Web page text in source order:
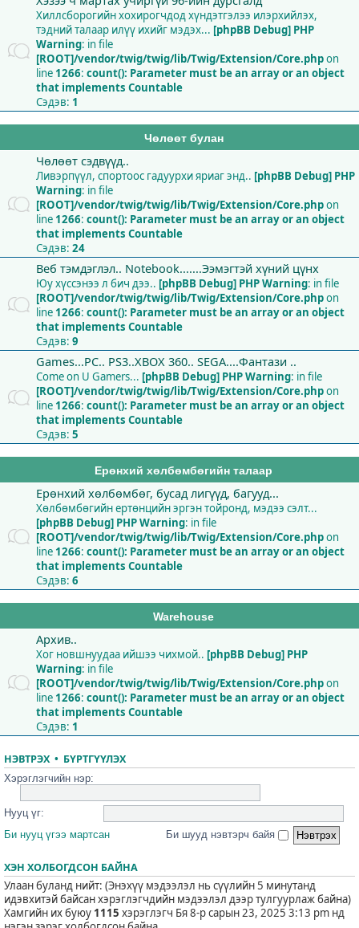
Хиллсборогийн хохирогчдод хүндэтгэлээ илэрхийлэх,
тэдний талаар илүү ихийг мэдэх... [phpBB Debug] PHP
Warning: in file
[ROOT]/vendor/twig/twig/lib/Twig/Extension/Core.phpon
line 1266: count(): Parameter must be an array or an object
that implements Countable
Сэдэв: 1
Чөлөөт булан
Чөлөөт сэдвүүд..
Ливэрпүүл, спортоос гадуурхи яриаг энд.. [phpBB Debug] PHP
Warning: in file
[ROOT]/vendor/twig/twig/lib/Twig/Extension/Core.phpon
line 1266: count(): Parameter must be an array or an object
that implements Countable
Сэдэв: 24
Веб тэмдэглэл.. Notebook.......Ээмэгтэй хүний цүнх
Юу хүссэнээ л бич дээ.. [phpBB Debug] PHP Warning: in file
[ROOT]/vendor/twig/twig/lib/Twig/Extension/Core.phpon
line 1266: count(): Parameter must be an array or an object
that implements Countable
Сэдэв: 9
Games...PC.. PS3..XBOX 360.. SEGA....Фантази ..
Come on U Gamers... [phpBB Debug] PHP Warning: in file
[ROOT]/vendor/twig/twig/lib/Twig/Extension/Core.phpon
line 1266: count(): Parameter must be an array or an object
that implements Countable
Сэдэв: 5
Ерөнхий хөлбөмбөгийн талаар
Ерөнхий хөлбөмбөг, бусад лигүүд, багууд...
Хөлбөмбөгийн ертөнцийн эргэн тойронд, мэдээ сэлт...
[phpBB Debug] PHP Warning: in file
[ROOT]/vendor/twig/twig/lib/Twig/Extension/Core.phpon
line 1266: count(): Parameter must be an array or an object
that implements Countable
Сэдэв: 6
Warehouse
Архив..
Хог новшнуудаа ийшээ чихмой.. [phpBB Debug] PHP
Warning: in file
[ROOT]/vendor/twig/twig/lib/Twig/Extension/Core.phpon
line 1266: count(): Parameter must be an array or an object
that implements Countable
Сэдэв: 1
НЭВТРЭХ• БҮРТГҮҮЛЭХ
Хэрэглэгчийн нэр:
Нууц үг:
Би нууц үгээ мартсан
Би шууд нэвтэрч байя
ХЭН ХОЛБОГДСОН БАЙНА
Улаан буланд нийт: (Энэхүү мэдээлэл нь сүүлийн 5 минутанд
идэвхитэй байсан хэрэглэгчдийн мэдээлэл дээр тулгуурлаж байна)
Хамгийн их буюу 1115 хэрэглэгч Бя 8-р сарын 23, 2025 3:13 pm нд